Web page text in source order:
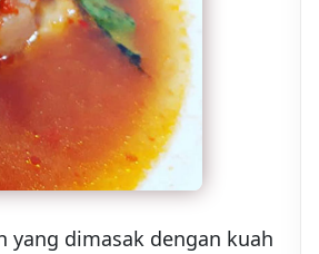
yang dimasak dengan kuah